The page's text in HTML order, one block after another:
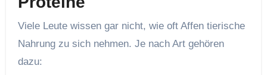
Viele Leute wissen gar nicht, wie oft Affen tierische
Nahrung zu sich nehmen. Je nach Art gehören
dazu: